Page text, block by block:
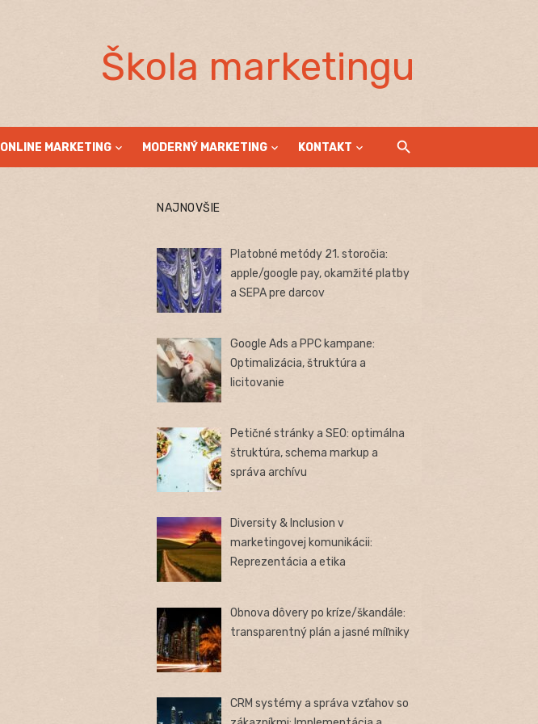
Škola marketingu
ONLINE MARKETING MODERNÝ MARKETING KONTAKT
NAJNOVŠIE
Platobné metódy 21. storočia:
apple/google pay, okamžité platby
a SEPA pre darcov
Google Ads a PPC kampane:
Optimalizácia, štruktúra a
licitovanie
Petičné stránky a SEO: optimálna
štruktúra, schema markup a
správa archívu
Diversity & Inclusion v
marketingovej komunikácii:
Reprezentácia a etika
Obnova dôvery po kríze/škandále:
transparentný plán a jasné míľniky
CRM systémy a správa vzťahov so